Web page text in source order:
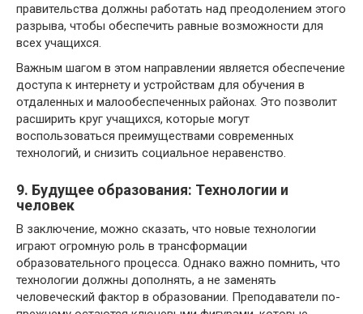
правительства должны работать над преодолением этого
разрыва, чтобы обеспечить равные возможности для
всех учащихся.
Важным шагом в этом направлении является обеспечение
доступа к интернету и устройствам для обучения в
отдаленных и малообеспеченных районах. Это позволит
расширить круг учащихся, которые могут
воспользоваться преимуществами современных
технологий, и снизить социальное неравенство.
9. Будущее образования: Технологии и
человек
В заключение, можно сказать, что новые технологии
играют огромную роль в трансформации
образовательного процесса. Однако важно помнить, что
технологии должны дополнять, а не заменять
человеческий фактор в образовании. Преподаватели по-